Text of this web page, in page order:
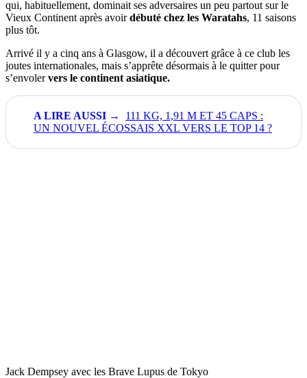
qui, habituellement, dominait ses adversaires un peu partout sur le
Vieux Continent après avoirdébuté chez les Waratahs, 11 saisons
plus tôt.
Arrivé il y a cinq ans à Glasgow, il a découvert grâce à ce club les
joutes internationales, mais s’apprête désormais à le quitter pour
s’envolervers le continent asiatique.
111 KG, 1,91 M ET 45 CAPS :
UN NOUVEL ÉCOSSAIS XXL VERS LE TOP 14 ?
Jack Dempsey avec les Brave Lupus de Tokyo